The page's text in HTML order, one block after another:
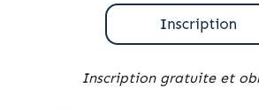
Inscription gratuite et